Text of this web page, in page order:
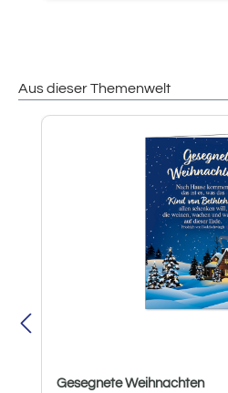
Aus dieser Themenwelt
Produktgalerie überspringen
Gesegnete Weihnachten